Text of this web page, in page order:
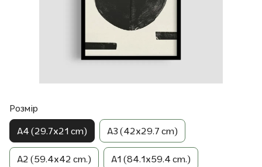
Розмір
A4 (29.7x21 cm) A3 (42x29.7 cm)
A2 (59.4x42 cm.) A1 (84.1x59.4 cm.)